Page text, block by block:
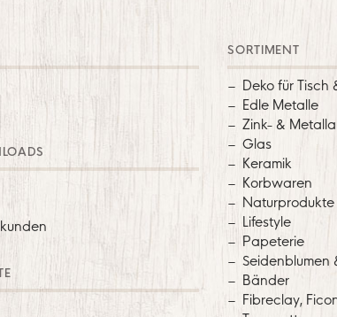
SORTIMENT
Deko für Tisch
Edle Metalle
Zink- &
Glas
Keramik
Korbwaren
Naturprodukte
Lifestyle
Papeterie
Seidenblumen
Bänder
Fibreclay,